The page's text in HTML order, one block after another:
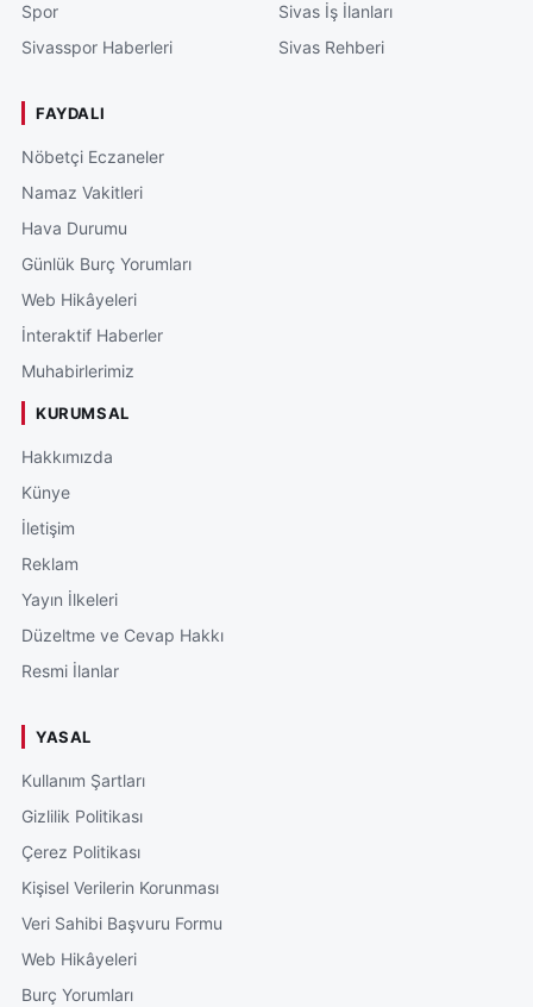
Spor
Sivasspor Haberleri
Sivas İş İlanları
Sivas Rehberi
FAYDALI
Nöbetçi Eczaneler
Namaz Vakitleri
Hava Durumu
Günlük Burç Yorumları
Web Hikâyeleri
İnteraktif Haberler
Muhabirlerimiz
KURUMSAL
Hakkımızda
Künye
İletişim
Reklam
Yayın İlkeleri
Düzeltme ve Cevap Hakkı
Resmi İlanlar
YASAL
Kullanım Şartları
Gizlilik Politikası
Çerez Politikası
Kişisel Verilerin Korunması
Veri Sahibi Başvuru Formu
Web Hikâyeleri
Burç Yorumları